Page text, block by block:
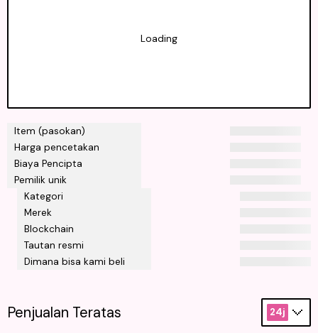
Item (pasokan)
Harga pencetakan
Biaya Pencipta
Pemilik unik
Kategori
Merek
Blockchain
Tautan resmi
Dimana bisa kami beli
Loading
Penjualan Teratas 24j